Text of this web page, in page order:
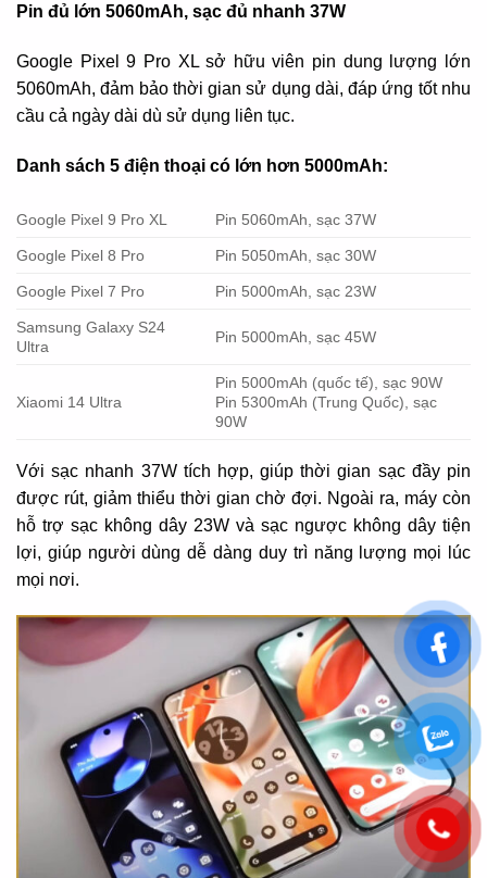
Pin đủ lớn 5060mAh, sạc đủ nhanh 37W
Google Pixel 9 Pro XL sở hữu viên pin dung lượng lớn
5060mAh, đảm bảo thời gian sử dụng dài, đáp ứng tốt nhu
cầu cả ngày dài dù sử dụng liên tục.
Danh sách 5 điện thoại có lớn hơn 5000mAh:
Google Pixel 9 Pro XL Pin 5060mAh, sạc 37W
Google Pixel 8 Pro Pin 5050mAh, sạc 30W
Google Pixel 7 Pro Pin 5000mAh, sạc 23W
Samsung Galaxy S24
Ultra
Pin 5000mAh, sạc 45W
Xiaomi 14 Ultra
Pin 5000mAh (quốc tế), sạc 90W
Pin 5300mAh (Trung Quốc), sạc
90W
Với sạc nhanh 37W tích hợp, giúp thời gian sạc đầy pin
được rút, giảm thiểu thời gian chờ đợi. Ngoài ra, máy còn
hỗ trợ sạc không dây 23W và sạc ngược không dây tiện
lợi, giúp người dùng dễ dàng duy trì năng lượng mọi lúc
mọi nơi.